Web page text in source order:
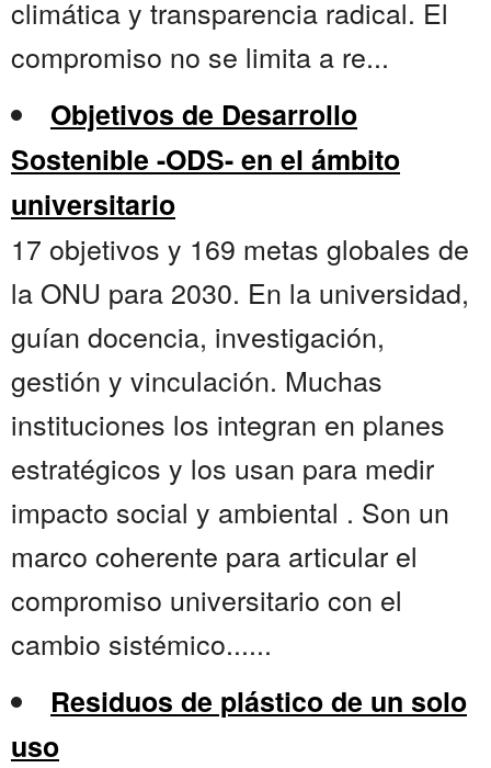
climática y transparencia radical. El
compromiso no se limita a re...
Objetivos de Desarrollo
Sostenible -ODS- en el ámbito
universitario
17 objetivos y 169 metas globales de
la ONU para 2030. En la universidad,
guían docencia, investigación,
gestión y vinculación. Muchas
instituciones los integran en planes
estratégicos y los usan para medir
impacto social y ambiental . Son un
marco coherente para articular el
compromiso universitario con el
cambio sistémico......
Residuos de plástico de un solo
uso